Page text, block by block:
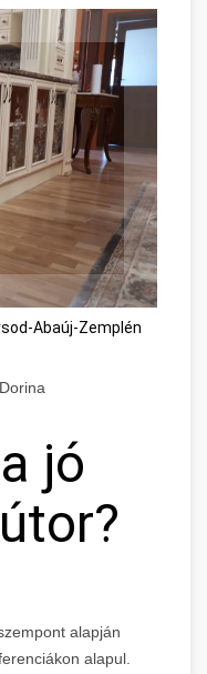
Abaúj-Zemplén
jó
alapján
alapul.